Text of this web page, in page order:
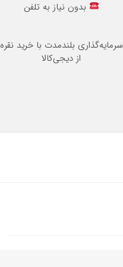
بدون نیاز به تلفن
سرمایه‌گذاری بلندمدت با خرید نقره
از دیجی‌کالا